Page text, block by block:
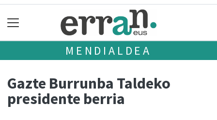
MENDIALDEA
Gazte Burrunba Taldeko
presidente berria